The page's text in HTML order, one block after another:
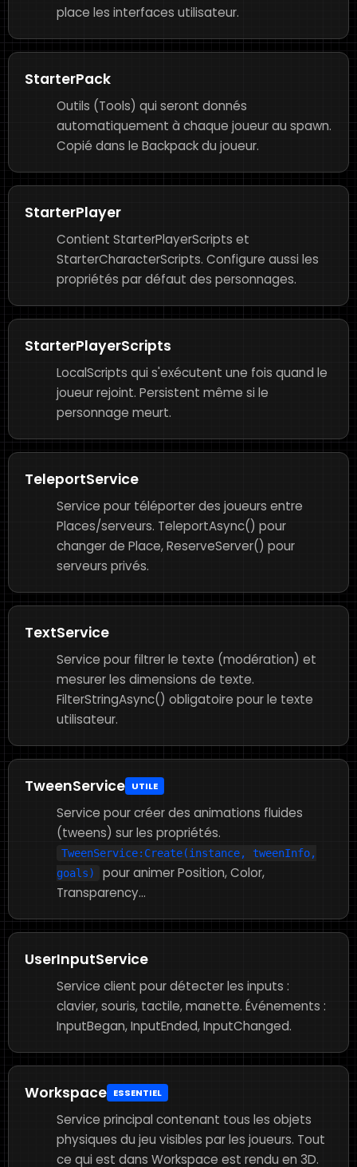
place les interfaces utilisateur.
StarterPack
Outils (Tools) qui seront donnés
automatiquement à chaque joueur au spawn.
Copié dans le Backpack du joueur.
StarterPlayer
Contient StarterPlayerScripts et
StarterCharacterScripts. Configure aussi les
propriétés par défaut des personnages.
StarterPlayerScripts
LocalScripts qui s'exécutent une fois quand le
joueur rejoint. Persistent même si le
personnage meurt.
TeleportService
Service pour téléporter des joueurs entre
Places/serveurs. TeleportAsync() pour
changer de Place, ReserveServer() pour
serveurs privés.
TextService
Service pour filtrer le texte (modération) et
mesurer les dimensions de texte.
FilterStringAsync() obligatoire pour le texte
utilisateur.
TweenService UTILE
Service pour créer des animations fluides
(tweens) sur les propriétés.
TweenService:Create(instance, tweenInfo,
goals)
pour animer Position, Color,
Transparency...
UserInputService
Service client pour détecter les inputs :
clavier, souris, tactile, manette. Événements :
InputBegan, InputEnded, InputChanged.
Workspace ESSENTIEL
Service principal contenant tous les objets
physiques du jeu visibles par les joueurs. Tout
ce qui est dans Workspace est rendu en 3D.